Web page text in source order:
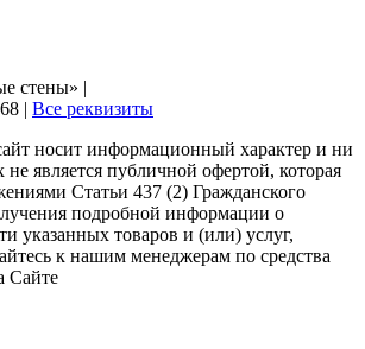
стены» |
| Все реквизиты
носит информационный характер и ни
является публичной офертой, которая
Статьи 437 (2) Гражданского
подробной информации о
указанных товаров и (или) услуг,
к нашим менеджерам по средства
Сайте